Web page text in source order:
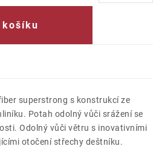
superstrong s konstrukcí ze
Potah odolný vůči srážení se
Odolný vůči větru s inovativními
otočení střechy deštníku.